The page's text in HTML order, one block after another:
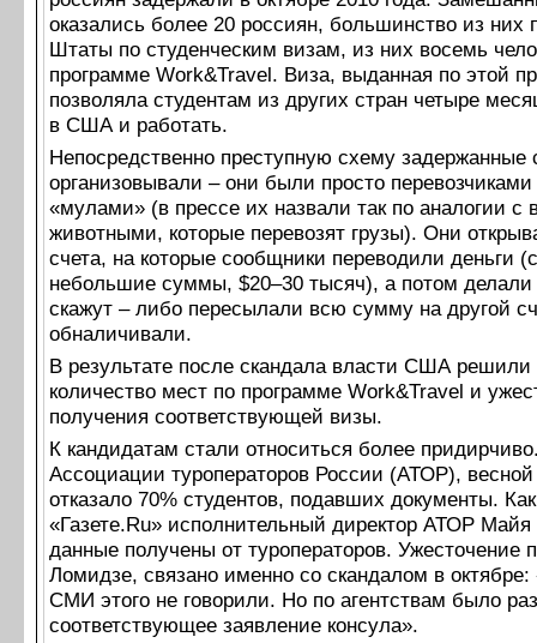
оказались более 20 россиян, большинство из них
Штаты по студенческим визам, из них восемь
программе Work&Travel. Виза, выданная по этой
позволяла студентам из других стран четыре
в США и работать.
Непосредственно преступную схему задержанные
организовывали – они были просто перевозчиками
«мулами» (в прессе их назвали так по аналогии
животными, которые перевозят грузы). Они
счета, на которые сообщники переводили деньги
небольшие суммы, $20–30 тысяч), а потом
скажут – либо пересылали всю сумму на другой
обналичивали.
В результате после скандала власти США решили
количество мест по программе Work&Travel и
получения соответствующей визы.
К кандидатам стали относиться более
Ассоциации туроператоров России (АТОР), весной
отказало 70% студентов, подавших документы.
«Газете.Ru» исполнительный директор АТОР
данные получены от туроператоров. Ужесточение
Ломидзе, связано именно со скандалом в
СМИ этого не говорили. Но по агентствам было
соответствующее заявление консула».